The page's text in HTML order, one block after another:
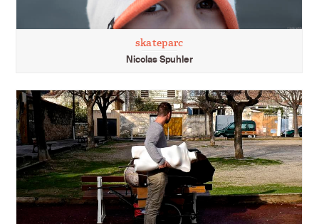
skateparc
Nicolas Spuhler